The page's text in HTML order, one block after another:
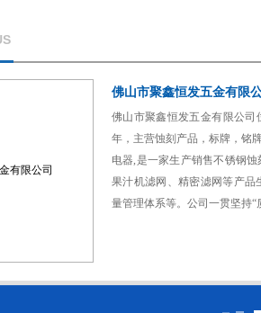
佛山市聚鑫恒发五金有限
佛山市聚鑫恒发五金有限公司
年，主营蚀刻产品，标牌，铭
电器,是一家生产销售不锈钢
果汁机滤网、精密滤网等产
量管理体系等。公司一贯坚持